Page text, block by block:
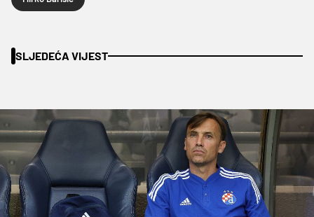
SLJEDEĆA VIJEST